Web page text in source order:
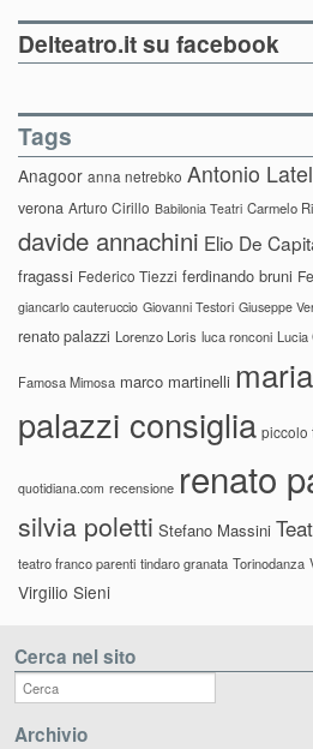
Delteatro.it su facebook
Tags
Anagoor anna netrebko Antonio
verona Arturo Cirillo Babilonia Teatri Carmelo
davide annachini Elio De
fragassi Federico Tiezzi ferdinando bruni
giancarlo cauteruccio Giovanni Testori Giuseppe
renato palazzi Lorenzo Loris luca ronconi Lucia
Famosa Mimosa marco martinelli
palazzi consiglia piccolo
quotidiana.com recensione renato
silvia poletti Stefano Massini
teatro franco parenti tindaro granata Torinodanza
Virgilio Sieni
Cerca nel sito
Archivio